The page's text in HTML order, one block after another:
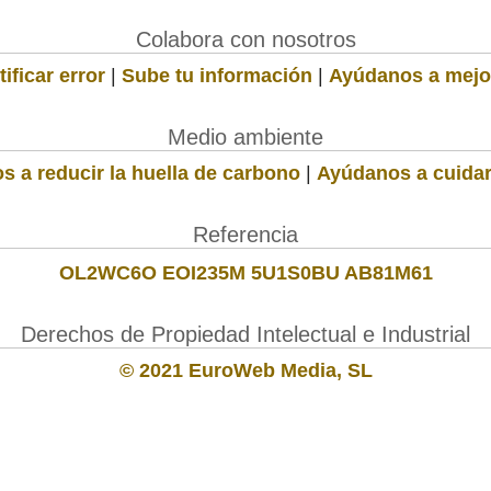
Colabora con nosotros
error | Sube tu información | Ayúdanos a
Medio ambiente
a reducir la huella de carbono | Ayúdanos a
Referencia
OL2WC6O EOI235M 5U1S0BU AB81M61
Derechos de Propiedad Intelectual e Industrial
© 2021 EuroWeb Media, SL